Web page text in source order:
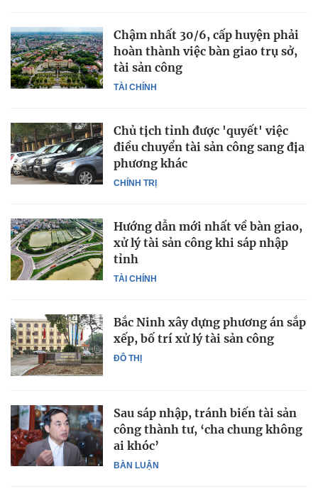
TÀI CHÍNH
Chậm nhất 30/6, cấp huyện phải
hoàn thành việc bàn giao trụ sở,
tài sản công
CHÍNH TRỊ
Chủ tịch tỉnh được 'quyết' việc
điều chuyển tài sản công sang địa
phương khác
TÀI CHÍNH
Hướng dẫn mới nhất về bàn giao,
xử lý tài sản công khi sáp nhập
tỉnh
ĐÔ THỊ
Bắc Ninh xây dựng phương án sắp
xếp, bố trí xử lý tài sản công
BÀN LUẬN
Sau sáp nhập, tránh biến tài sản
công thành tư, ‘cha chung không
ai khóc’